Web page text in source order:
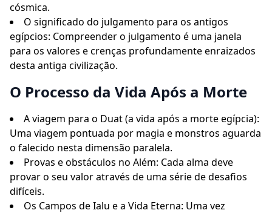
cósmica.
O significado do julgamento para os antigos
egípcios: Compreender o julgamento é uma janela
para os valores e crenças profundamente enraizados
desta antiga civilização.
O Processo da Vida Após a Morte
A viagem para o Duat (a vida após a morte egípcia):
Uma viagem pontuada por magia e monstros aguarda
o falecido nesta dimensão paralela.
Provas e obstáculos no Além: Cada alma deve
provar o seu valor através de uma série de desafios
difíceis.
Os Campos de Ialu e a Vida Eterna: Uma vez